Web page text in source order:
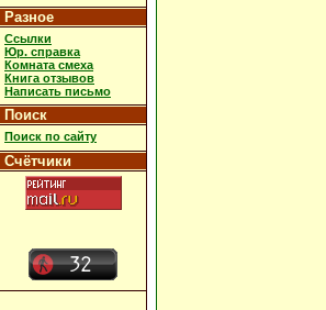
Разное
Ссылки
Юр. справка
Комната смеха
Книга отзывов
Написать письмо
Поиск
Поиск по сайту
Счётчики